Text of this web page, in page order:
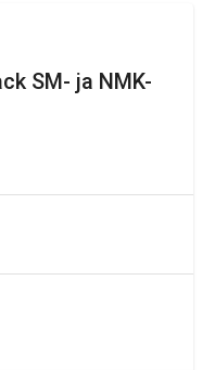
SM- ja NMK-